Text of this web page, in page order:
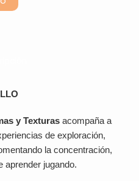
y Texturas acompaña a
de exploración,
la concentración,
aprender jugando.